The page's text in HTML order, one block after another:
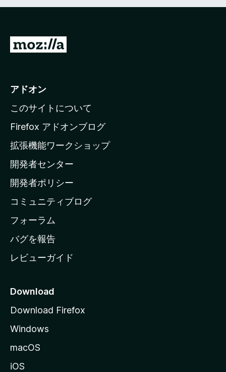
M
i
l
a
ホ
ー
ム
ー
ジ
へ
アドオン
このサイトについて
Firefox アドオンブログ
拡張機能ワークショップ
開発者センター
開発者ポリシー
コミュニティブログ
フォーラム
バグを報告
レビューガイド
Download
Download Firefox
Windows
macOS
iOS